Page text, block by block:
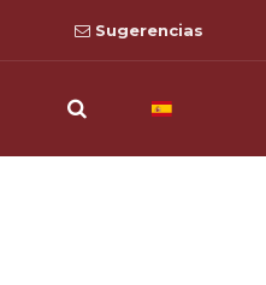
Sugerencias